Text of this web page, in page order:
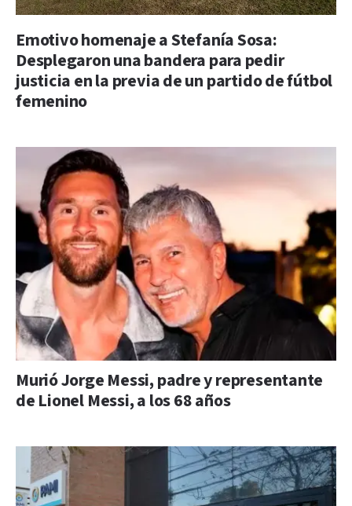
Emotivo homenaje a Stefanía Sosa:
Desplegaron una bandera para pedir
justicia en la previa de un partido de fútbol
femenino
Murió Jorge Messi, padre y representante
de Lionel Messi, a los 68 años